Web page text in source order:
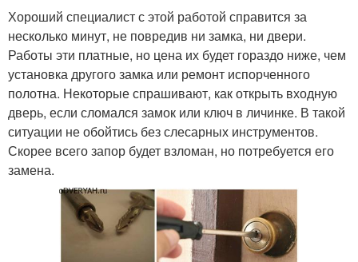
Хороший специалист с этой работой справится за
несколько минут, не повредив ни замка, ни двери.
Работы эти платные, но цена их будет гораздо ниже, чем
установка другого замка или ремонт испорченного
полотна. Некоторые спрашивают, как открыть входную
дверь, если сломался замок или ключ в личинке. В такой
ситуации не обойтись без слесарных инструментов.
Скорее всего запор будет взломан, но потребуется его
замена.